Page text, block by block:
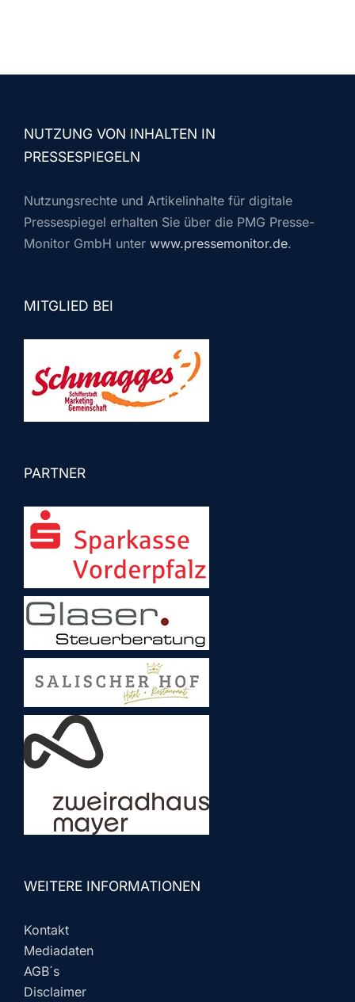
NUTZUNG VON INHALTEN IN
PRESSESPIEGELN
Nutzungsrechte und Artikelinhalte für digitale
Pressespiegel erhalten Sie über die PMG Presse-
Monitor GmbH unter www.pressemonitor.de.
MITGLIED BEI
PARTNER
WEITERE INFORMATIONEN
Kontakt
Mediadaten
AGB´s
Disclaimer